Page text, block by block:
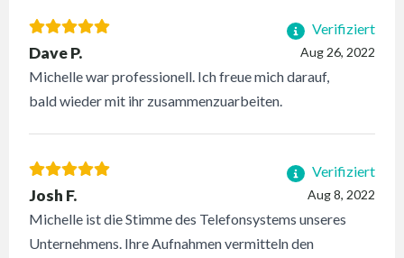
Verifiziert
Aug 26, 2022
Dave P.
Michelle war professionell. Ich freue mich darauf,
bald wieder mit ihr zusammenzuarbeiten.
Verifiziert
Aug 8, 2022
Josh F.
Michelle ist die Stimme des Telefonsystems unseres
Unternehmens. Ihre Aufnahmen vermitteln den